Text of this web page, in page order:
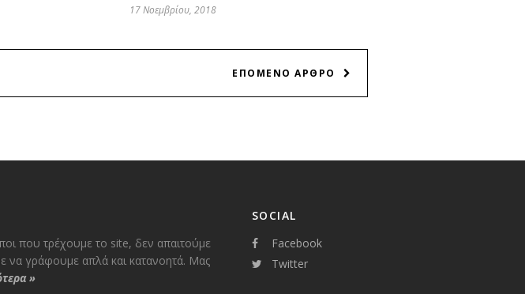
17 Νοεμβρίου, 2018
ΕΠΟΜΕΝΟ ΑΡΘΡΟ
που τρέχουμε το site, δεν απαιτούμε
να γράφουμε απλά και κατανοητά. Μας
»
SOCIAL
Facebook
Twitter